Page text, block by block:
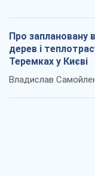
Про заплановану
дерев і
Теремках у Києві
Владислав